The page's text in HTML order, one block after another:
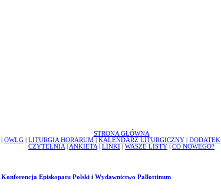
STRONA GŁÓWNA
OWLG LITURGIA HORARUM KALENDARZ LITURGICZNY DODATEK
CZYTELNIA
ANKIETA LINKI WASZE LISTY CO NOWEGO?
Konferencja Episkopatu Polskii Wydawnictwo Pallottinum